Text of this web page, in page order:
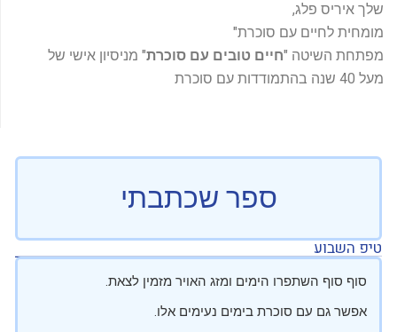
שלך איריס פלג,
מומחית לחיים עם סוכרת"
מפתחת השיטה "חיים טובים עם סוכרת" מניסיון אישי של
מעל 40 שנה בהתמודדות עם סוכרת
ספר שכתבתי
טיפ השבוע
סוף סוף השתפרו הימים ומזג האויר מזמין לצאת.
אפשר גם עם סוכרת בימים נעימים אלו.